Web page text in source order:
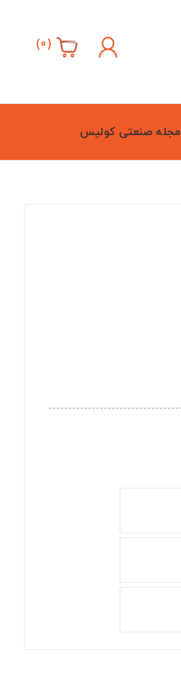
(
0
)
مجله صنعتی کولیس